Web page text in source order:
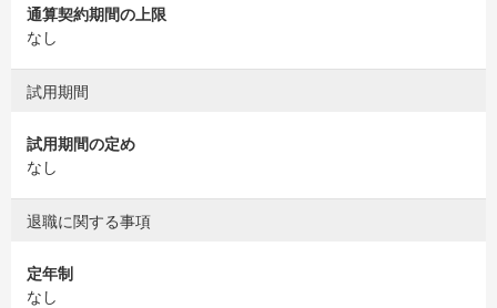
通算契約期間の上限
なし
試用期間
試用期間の定め
なし
退職に関する事項
定年制
なし